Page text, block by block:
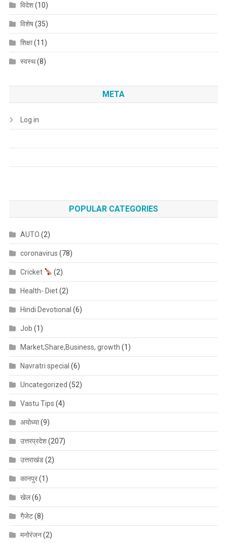
विदेश(10)
विशेष(35)
शिक्षा(11)
स्वस्थ(8)
META
Log in
POPULAR CATEGORIES
AUTO (2)
coronavirus (78)
Cricket (2)
Health- Diet(2)
Hindi Devotional (6)
Job (1)
Market;Share,Business, growth (1)
Navratri special (6)
Uncategorized (52)
Vastu Tips (4)
अयोध्या(9)
उत्तरप्रदेश(207)
उत्तराखंड(2)
कानपुर(1)
खेल(6)
गैजेट(8)
मनोरंजन(2)